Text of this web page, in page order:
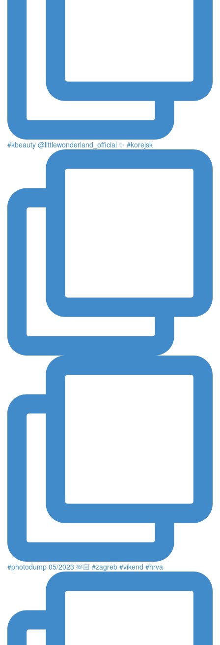
#kbeauty @littlewonderland_official ✨ #korejsk
#photodump 05/2023 🫶🏻 #zagreb #vikend #hrva